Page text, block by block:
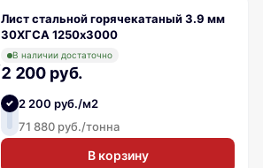
Лист стальной горячекатаный 3.9 мм
30ХГСА 1250х3000
В наличии достаточно
2 200 руб.
2 200 руб./м2
71 880 руб./тонна
В корзину